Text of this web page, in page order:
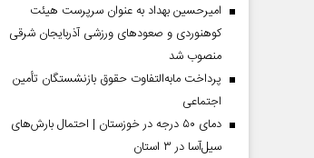
امیرحسین بهداد به عنوان سرپرست هیئت
کوهنوردی و صعودهای ورزشی آذربایجان شرقی
منصوب شد
پرداخت مابه‌التفاوت حقوق بازنشستگان تأمین
اجتماعی
دمای ۵۰ درجه در خوزستان | احتمال بارش‌های
سیل‌آسا در ۳ استان
صفحات نخست‌روزنامه‌ها‌ی‌چهارشنبه‌۷‌مردادماه